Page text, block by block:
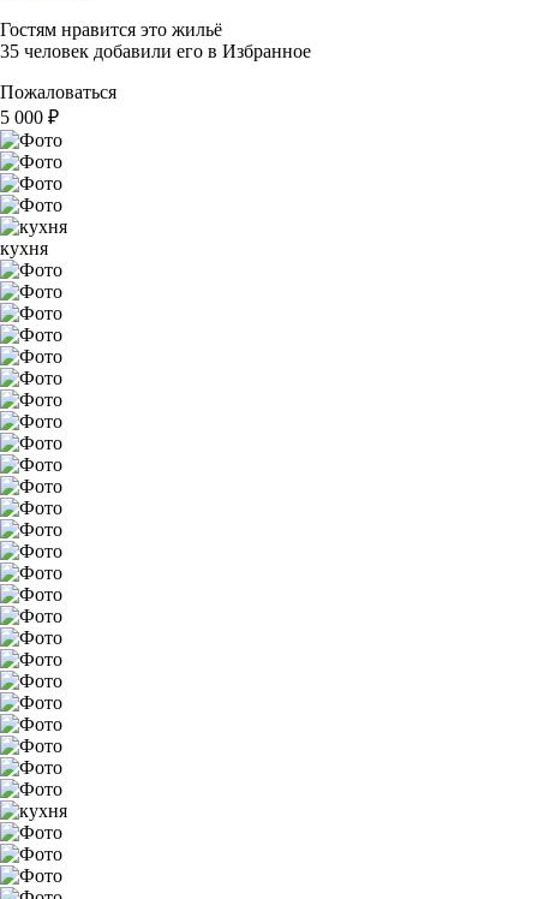
Гостям нравится это жильё
35 человек добавили его в Избранное
Пожаловаться
5 000 ₽
кухня